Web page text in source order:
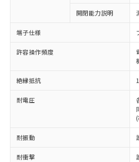
開閉能力説明
端子仕様
許容操作頻度
絶縁抵抗
耐電圧
耐振動
耐衝撃
以下の条件をお読みいただき
ご利用ください。
本サービスは、当社制御
商品の当社在庫状況お
当社制御機器事業取扱
本サービスの対象外と
ことをご了承ください。
在庫状況および標準価格
記載している更新日時
タに基づき作成される
覧された時点での実際の
対応予定なし：EU RoHS指
非含有に非対応の商品で、対
定はありません。
調査・確認中：EU RoHS指
非含有の対応状況を調査中ま
非該当品：ライセンス料など
害物質有無と関係のない商品
いたものが、含有品と判明し
むを得ず変更することがあり
六価クロム(Cr(Ⅵ)) 1000ppm以下、
※1 中国RoHS○×表
「○」：最大均質材料含有率
基準値以下であることを示し
「×」：最大均質材料含有率
基準値を超えていることを示
「－」：未確認です。当社販
*中国RoHS10物質の基準値 (GB/
Pb(鉛) :1000ppm、 Hg(水銀) :
当社は、これら貴社製
為替および外国貿易法に
（以下｢規制貨物等」と
または国外への提供す
国政府の輸出許可(また
可)を取得するなどの必